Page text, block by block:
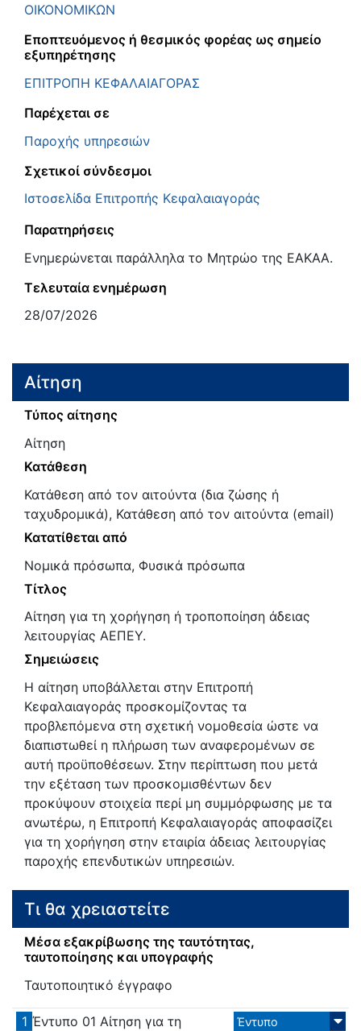
ΟΙΚΟΝΟΜΙΚΩΝ
Εποπτευόμενος ή θεσμικός φορέας ως σημείο
εξυπηρέτησης
ΕΠΙΤΡΟΠΗ ΚΕΦΑΛΑΙΑΓΟΡΑΣ
Παρέχεται σε
Παροχής υπηρεσιών
Σχετικοί σύνδεσμοι
Ιστοσελίδα Επιτροπής Κεφαλαιαγοράς
Παρατηρήσεις
Ενημερώνεται παράλληλα το Μητρώο της ΕΑΚΑΑ.
Τελευταία ενημέρωση
28/07/2026
Αίτηση
Τύπος αίτησης
Αίτηση
Κατάθεση
Κατάθεση από τον αιτούντα (δια ζώσης ή
ταχυδρομικά), Κατάθεση από τον αιτούντα (email)
Κατατίθεται από
Νομικά πρόσωπα, Φυσικά πρόσωπα
Τίτλος
Αίτηση για τη χορήγηση ή τροποποίηση άδειας
λειτουργίας ΑΕΠΕΥ.
Σημειώσεις
Η αίτηση υποβάλλεται στην Επιτροπή
Κεφαλαιαγοράς προσκομίζοντας τα
προβλεπόμενα στη σχετική νομοθεσία ώστε να
διαπιστωθεί η πλήρωση των αναφερομένων σε
αυτή προϋποθέσεων. Στην περίπτωση που μετά
την εξέταση των προσκομισθέντων δεν
προκύψουν στοιχεία περί μη συμμόρφωσης με τα
ανωτέρω, η Επιτροπή Κεφαλαιαγοράς αποφασίζει
για τη χορήγηση στην εταιρία άδειας λειτουργίας
παροχής επενδυτικών υπηρεσιών.
Τι θα χρειαστείτε
Μέσα εξακρίβωσης της ταυτότητας,
ταυτοποίησης και υπογραφής
Ταυτοποιητικό έγγραφο
1 Έντυπο 01 Αίτηση για τη
Έντυπο